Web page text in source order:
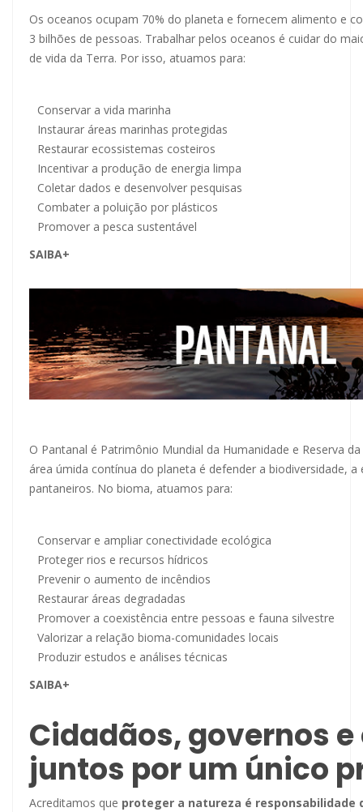
Os oceanos ocupam 70% do planeta e fornecem alimento e
3 bilhões de pessoas. Trabalhar pelos oceanos é cuidar do
de vida da Terra. Por isso, atuamos para:
Conservar a vida marinha
Instaurar áreas marinhas protegidas
Restaurar ecossistemas costeiros
Incentivar a produção de energia limpa
Coletar dados e desenvolver pesquisas
Combater a poluição por plásticos
Promover a pesca sustentável
SAIBA+
O Pantanal é Patrimônio Mundial da Humanidade e Reserva
área úmida contínua do planeta é defender a biodiversidade,
pantaneiros. No bioma, atuamos para:
Conservar e ampliar conectividade ecológica
Proteger rios e recursos hídricos
Prevenir o aumento de incêndios
Restaurar áreas degradadas
Promover a coexistência entre pessoas e fauna silvestre
Valorizar a relação bioma-comunidades locais
Produzir estudos e análises técnicas
SAIBA+
Cidadãos, governos
juntos por um único
Acreditamos que proteger a natureza é responsabilidade